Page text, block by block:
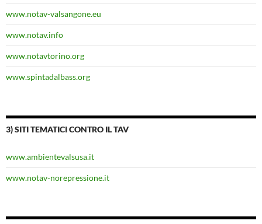
www.notav-valsangone.eu
www.notav.info
www.notavtorino.org
www.spintadalbass.org
3) SITI TEMATICI CONTRO IL TAV
www.ambientevalsusa.it
www.notav-norepressione.it